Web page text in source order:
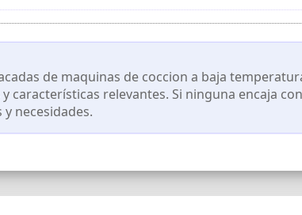
una función de configuración de reserva, que es
es "IPX7 a prueba de agua", por lo que
duradero.de maquinas de coccion a baja
características relevantes. Si ninguna encaja
necesidades.